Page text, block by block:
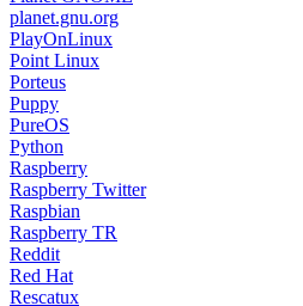
planet.gnu.org
PlayOnLinux
Point Linux
Porteus
Puppy
PureOS
Python
Raspberry
Raspberry Twitter
Raspbian
Raspberry TR
Reddit
Red Hat
Rescatux